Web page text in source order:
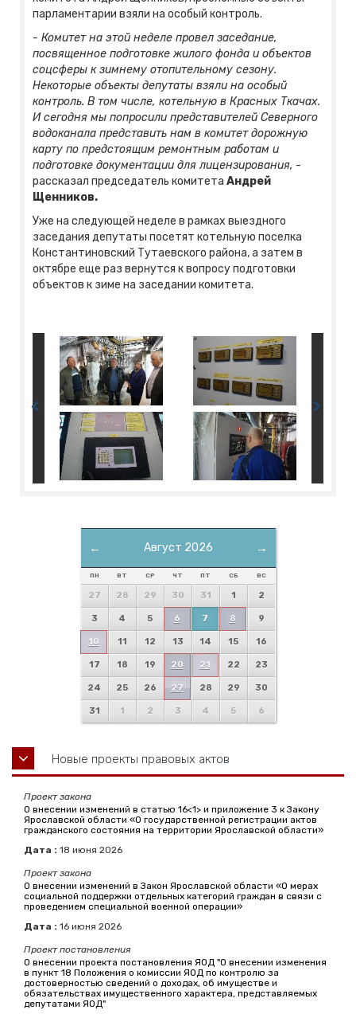
парламентарии взяли на особый контроль.
- Комитет на этой неделе провел заседание,
посвященное подготовке жилого фонда и объектов
соцсферы к зимнему отопительному сезону.
Некоторые объекты депутаты взяли на особый
контроль. В том числе, котельную в Красных Ткачах.
И сегодня мы попросили представителей Северного
водоканала представить нам в комитет дорожную
карту по предстоящим ремонтным работам и
подготовке документации для лицензирования, -
рассказал председатель комитета Андрей
Щенников.
Уже на следующей неделе в рамках выездного
заседания депутаты посетят котельную поселка
Константиновский Тутаевского района, а затем в
октябре еще раз вернутся к вопросу подготовки
объектов к зиме на заседании комитета.
← →
Август 2026
ПН ВТ СР ЧТ ПТ СБ ВС
27 28 29 30 31 1 2
3 4 5 6 7 8 9
10 11 12 13 14 15 16
17 18 19 20 21 22 23
24 25 26 27 28 29 30
31 1 2 3 4 5 6
Новые проекты правовых актов
Проект закона
О внесении изменений в статью 16<1> и приложение 3 к Закону
Ярославской области «О государственной регистрации актов
гражданского состояния на территории Ярославской области»
Дата : 18 июня 2026
Проект закона
О внесении изменений в Закон Ярославской области «О мерах
социальной поддержки отдельных категорий граждан в связи с
проведением специальной военной операции»
Дата : 16 июня 2026
Проект постановления
О внесении проекта постановления ЯОД "О внесении изменения
в пункт 18 Положения о комиссии ЯОД по контролю за
достоверностью сведений о доходах, об имуществе и
обязательствах имущественного характера, представляемых
депутатами ЯОД"